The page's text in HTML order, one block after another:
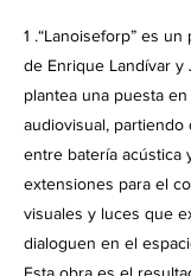
1 .“Lanoiseforp” es
de Enrique Landívar y
plantea una puesta
audiovisual,
entre batería acústica
extensiones para el
visuales y luces que
dialoguen en el